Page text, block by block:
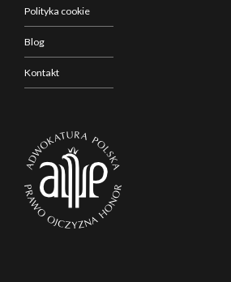
Polityka cookie
Blog
Kontakt